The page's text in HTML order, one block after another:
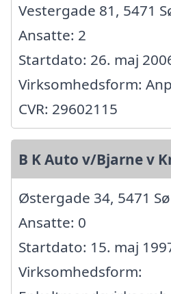
Vestergade 81, 5471
Ansatte: 2
Startdato: 26. maj
Virksomhedsform:
CVR: 29602115
B K Auto v/Bjarne v
Østergade 34, 5471
Ansatte: 0
Startdato: 15. maj
Virksomhedsform: